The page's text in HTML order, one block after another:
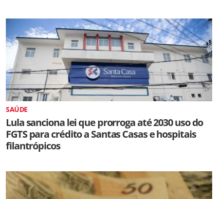
SAÚDE
Lula sanciona lei que prorroga até 2030 uso do
FGTS para crédito a Santas Casas e hospitais
filantrópicos